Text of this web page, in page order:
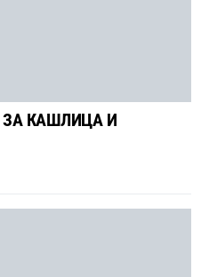
ЗА КАШЛИЦА И